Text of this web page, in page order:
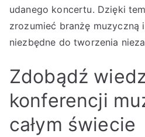
udanego koncertu. Dzięki
zrozumieć branżę muzyczną
niezbędne do tworzenia
Zdobądź
konferencji
całym świecie